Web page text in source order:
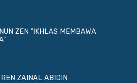
ZEN "IKHLAS MEMBAWA
ZAINAL ABIDIN